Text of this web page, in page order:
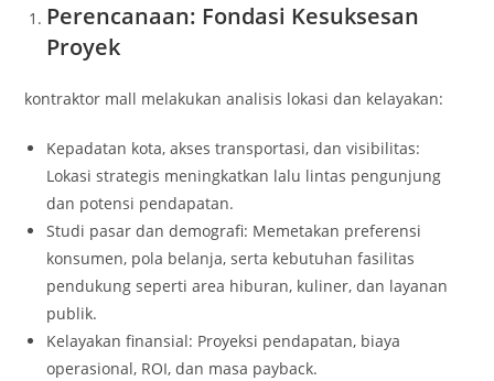
Perencanaan: Fondasi Kesuksesan
Proyek
kontraktor mall melakukan analisis lokasi dan kelayakan:
Kepadatan kota, akses transportasi, dan visibilitas:
Lokasi strategis meningkatkan lalu lintas pengunjung
dan potensi pendapatan.
Studi pasar dan demografi: Memetakan preferensi
konsumen, pola belanja, serta kebutuhan fasilitas
pendukung seperti area hiburan, kuliner, dan layanan
publik.
Kelayakan finansial: Proyeksi pendapatan, biaya
operasional, ROI, dan masa payback.